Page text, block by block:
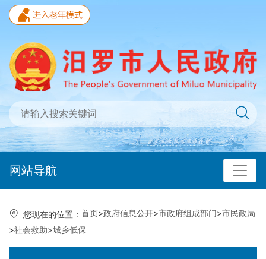
网站导航
您现在的位置： 首页>政府信息公开>市政府组成部门>市民政局
>社会救助>城乡低保